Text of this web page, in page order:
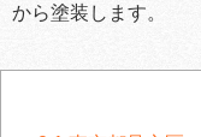
から塗装します。